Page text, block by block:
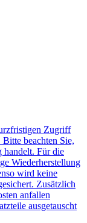
Zugriff
beachten Sie,
handelt. Für die
Wiederherstellung
wird keine
Zusätzlich
anfallen
ausgetauscht